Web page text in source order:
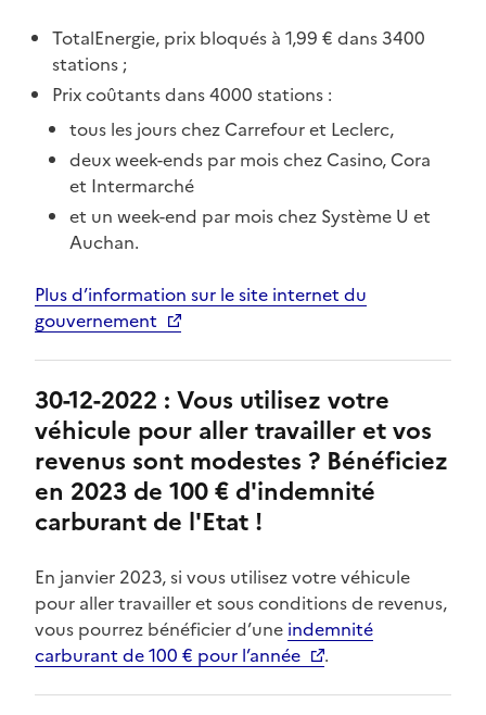
TotalEnergie, prix bloqués à 1,99 € dans 3400
stations ;
Prix coûtants dans 4000 stations :
tous les jours chez Carrefour et Leclerc,
deux week-ends par mois chez Casino, Cora
et Intermarché
et un week-end par mois chez Système U et
Auchan.
Plus d’information sur le site internet du
gouvernement
30-12-2022 : Vous utilisez votre
véhicule pour aller travailler et vos
revenus sont modestes ? Bénéficiez
en 2023 de 100 € d'indemnité
carburant de l'Etat !
En janvier 2023, si vous utilisez votre véhicule
pour aller travailler et sous conditions de revenus,
vous pourrez bénéficier d’une indemnité
carburant de 100 € pour l’année
.